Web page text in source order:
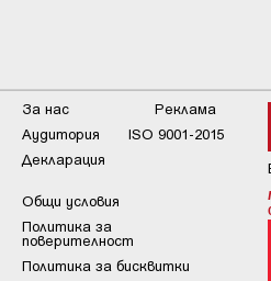
За нас
Реклама
Аудитория
ISO 9001-2015
Декларация
Общи условия
Пoлитикa зa
пoвepитeлнocт
Политика за бисквитки